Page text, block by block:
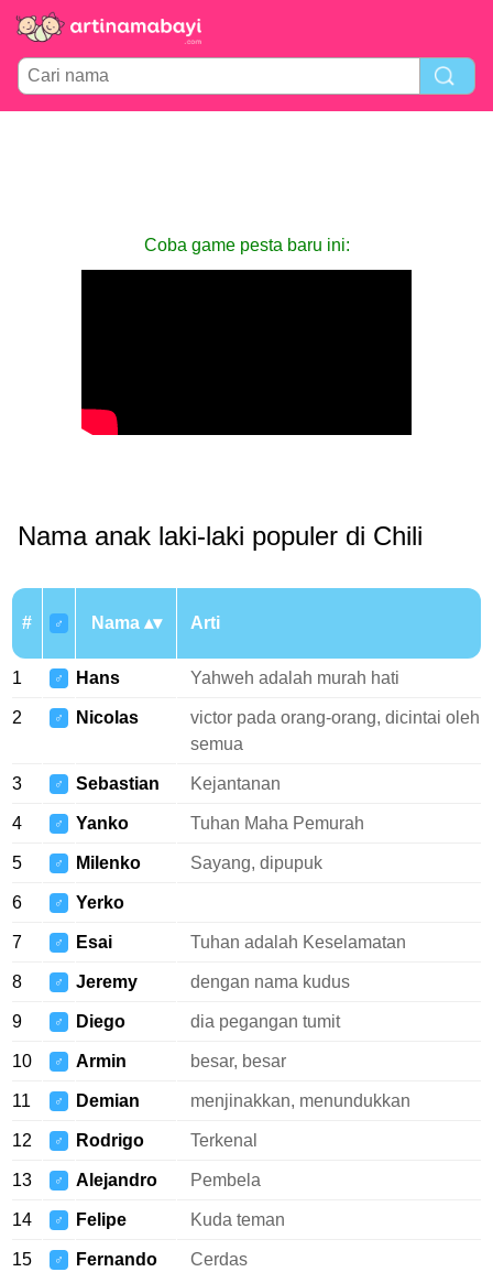
Coba game pesta baru ini:
Nama anak laki-laki populer di Chili
# ♂ Nama Arti
1 ♂ Hans Yahweh adalah murah hati
2 ♂ Nicolas
victor pada orang-orang, dicintai oleh
semua
3 ♂ Sebastian Kejantanan
4 ♂ Yanko Tuhan Maha Pemurah
5 ♂ Milenko Sayang, dipupuk
6 ♂ Yerko
7 ♂ Esai Tuhan adalah Keselamatan
8 ♂ Jeremy dengan nama kudus
9 ♂ Diego dia pegangan tumit
10 ♂ Armin besar, besar
11 ♂ Demian menjinakkan, menundukkan
12 ♂ Rodrigo Terkenal
13 ♂ Alejandro Pembela
14 ♂ Felipe Kuda teman
15 ♂ Fernando Cerdas